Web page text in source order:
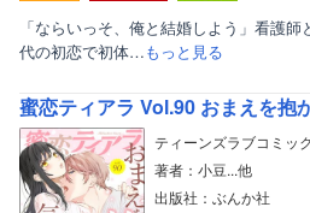
「ならいっそ、俺と結婚しよう」看護
代の初恋で初体…もっと見る
蜜恋ティアラ Vol.90 おまえを抱
ティーンズラブコミック
著者：小豆...他
出版社：ぶんか社